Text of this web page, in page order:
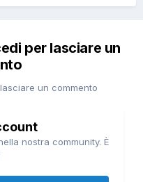
per lasciare un
un commento
nostra community. È